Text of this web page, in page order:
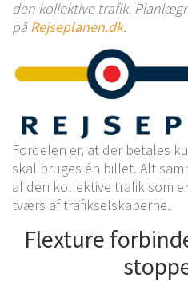
den kol­lek­ti­ve tra­fik.
påRejseplanen.dk.
For­de­len er, at der beta­les
skal bru­ges én bil­let. Alt
af den kol­lek­ti­ve tra­fik som
tværs af trafikselskaberne.
Fle­x­tu­re